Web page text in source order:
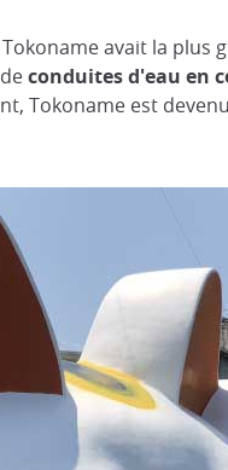
Tokoname avait la plus
conduites d'eau en
Tokoname est